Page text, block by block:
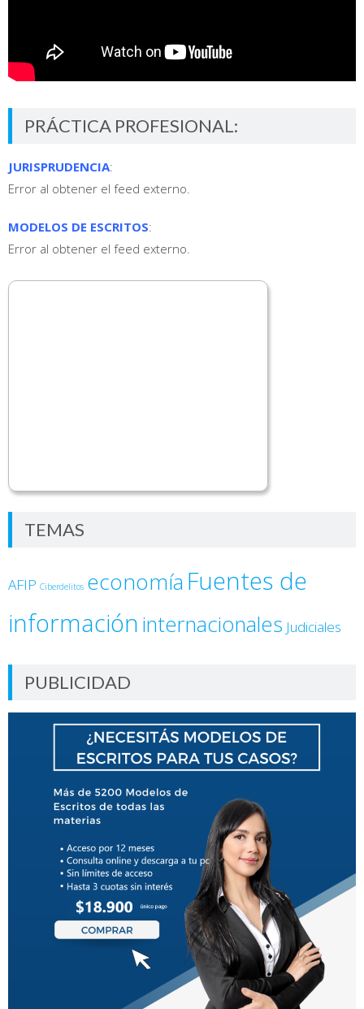
PRÁCTICA PROFESIONAL:
JURISPRUDENCIA:
Error al obtener el feed externo.
MODELOS DE ESCRITOS:
Error al obtener el feed externo.
TEMAS
AFIP Ciberdelitos economía Fuentes de
información internacionales Judiciales
PUBLICIDAD